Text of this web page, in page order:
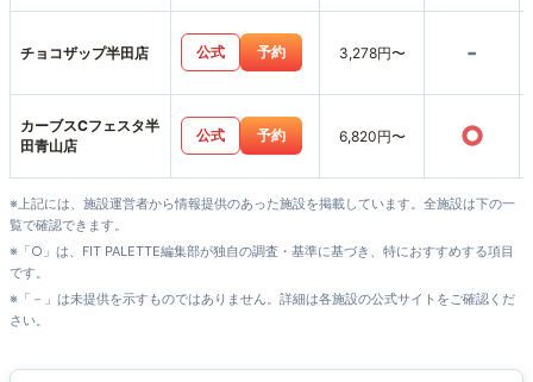
チョコザップ半田店 公式 予約 3,278円〜 -
カーブスCフェスタ半
田青山店
公式 予約 6,820円〜 ○
※上記には、施設運営者から情報提供のあった施設を掲載しています。全施設は下の一
覧で確認できます。
※「○」は、FIT PALETTE編集部が独自の調査・基準に基づき、特におすすめする項目
です。
※「－」は未提供を示すものではありません。詳細は各施設の公式サイトをご確認くだ
さい。